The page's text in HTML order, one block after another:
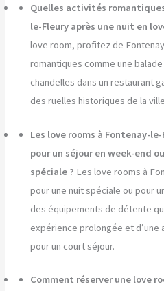
Quelles activités
le-Fleury après une nuit en
love room, profitez de
romantiques comme une
chandelles dans un restaurant
des ruelles historiques de la
Les love rooms à Fontenay-
pour un séjour en week-end
spéciale ? Les love rooms à
pour une nuit spéciale ou pour
des équipements de détente
expérience prolongée et d’une
pour un court séjour.
Comment réserver une love